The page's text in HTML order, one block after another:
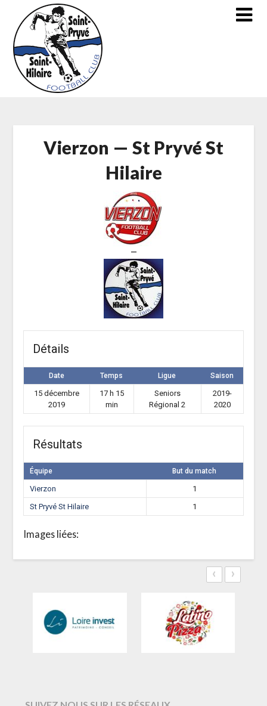
content
Vierzon — St Pryvé St
Hilaire
—
Détails
Date Temps Ligue Saison
15 décembre
2019
17 h 15
min
Seniors
Régional 2
2019-
2020
Résultats
Équipe But du match
Vierzon
1
St Pryvé St Hilaire
1
Images liées:
‹ ›